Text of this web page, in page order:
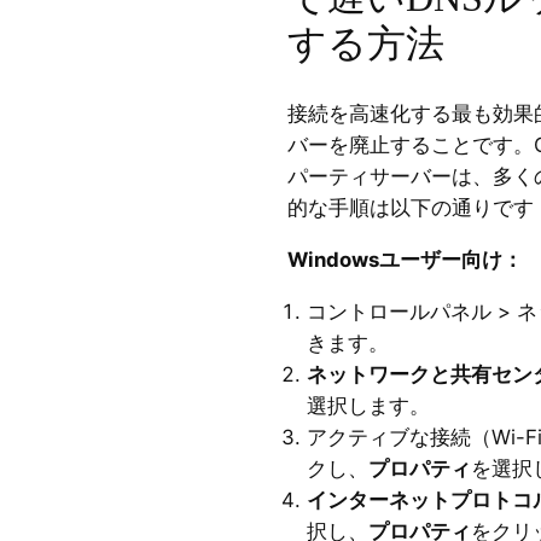
する方法
接続を高速化する最も効
バーを廃止することです
パーティサーバーは、多
的な手順は以下の通りです
Windowsユーザー向け：
コントロールパネル >
きます。
ネットワークと共有セン
選択します。
アクティブな接続（Wi-
クし、 プロパティ を選択
インターネットプロト
択し、 プロパティ をクリ